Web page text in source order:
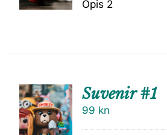
Opis 2
DODAJ
U
KOŠARI
Suvenir #1
99 kn